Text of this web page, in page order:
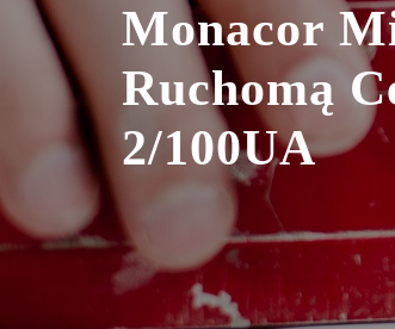
Monacor
Ruchomą
2/100UA